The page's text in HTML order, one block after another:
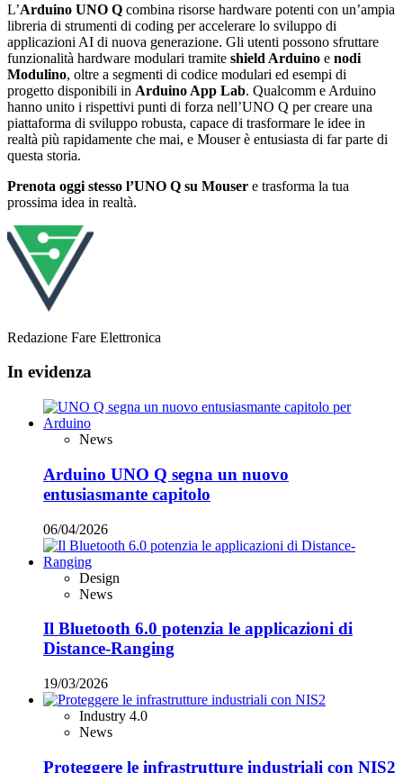
L’Arduino UNO Q combina risorse hardware potenti con un’ampia
libreria di strumenti di coding per accelerare lo sviluppo di
applicazioni AI di nuova generazione. Gli utenti possono sfruttare
funzionalità hardware modulari tramite shield Arduino e nodi
Modulino, oltre a segmenti di codice modulari ed esempi di
progetto disponibili in Arduino App Lab. Qualcomm e Arduino
hanno unito i rispettivi punti di forza nell’UNO Q per creare una
piattaforma di sviluppo robusta, capace di trasformare le idee in
realtà più rapidamente che mai, e Mouser è entusiasta di far parte di
questa storia.
Prenota oggi stesso l’UNO Q su Mouser e trasforma la tua
prossima idea in realtà.
Redazione Fare Elettronica
In evidenza
News
Arduino UNO Q segna un nuovo
entusiasmante capitolo
06/04/2026
Design
News
Il Bluetooth 6.0 potenzia le applicazioni di
Distance-Ranging
19/03/2026
Industry 4.0
News
Proteggere le infrastrutture industriali con NIS2